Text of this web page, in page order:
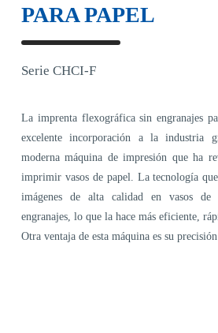
PARA PAPEL
Serie CHCI-F
La imprenta flexográfica sin engranajes
excelente incorporación a la industria
moderna máquina de impresión que ha
imprimir vasos de papel. La tecnología
imágenes de alta calidad en vasos de
engranajes, lo que la hace más eficiente,
Otra ventaja de esta máquina es su